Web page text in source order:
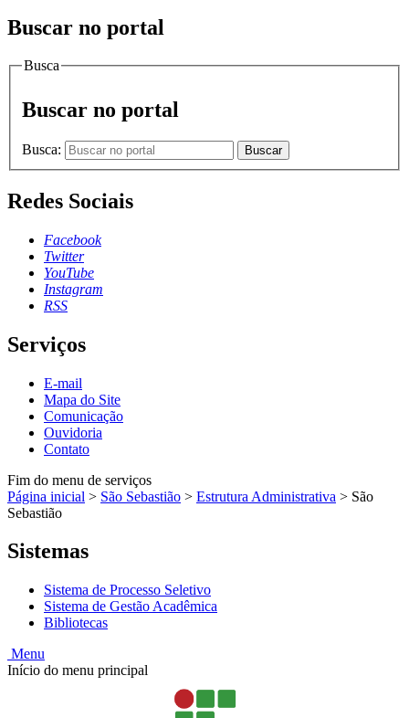
Buscar no portal
Busca
Buscar no portal
Busca: Buscar
Redes Sociais
Facebook
Twitter
YouTube
Instagram
RSS
Serviços
E-mail
Mapa do Site
Comunicação
Ouvidoria
Contato
Fim do menu de serviços
Página inicial > São Sebastião > Estrutura Administrativa > São
Sebastião
Sistemas
Sistema de Processo Seletivo
Sistema de Gestão Acadêmica
Bibliotecas
Menu
Início do menu principal